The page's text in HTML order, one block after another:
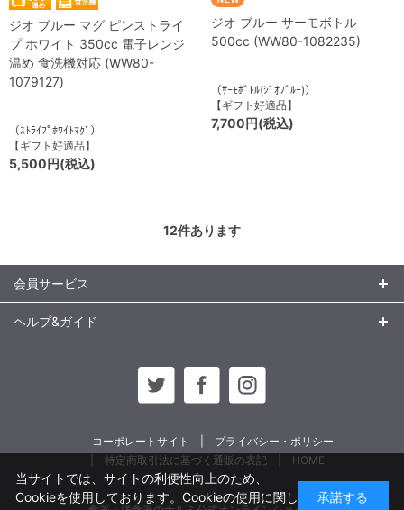
ジオ ブルー マグ ピンストライ
プ ホワイト 350cc 電子レンジ
温め 食洗機対応 (WW80-
1079127)
（ｽﾄﾗｲﾌﾟﾎﾜｲﾄﾏｸﾞ）
【ギフト好適品】
5,500円(税込)
ジオ ブルー サーモボトル
500cc (WW80-1082235)
（ｻｰﾓﾎﾞﾄﾙ(ｼﾞｵﾌﾞﾙｰ)）
【ギフト好適品】
7,700円(税込)
12件あります
会員サービス
ヘルプ&ガイド
コーポレートサイト
プライバシー・ポリシー
特定商取引法に基づく通販の表記
HOME
当サイトでは、サイトの利便性向上のため、
Cookieを使用しております。Cookieの使用に関し
承諾する